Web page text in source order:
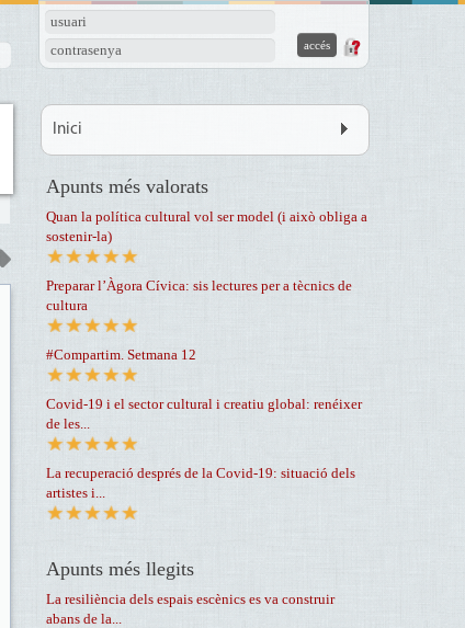
usuari
contrasenya
Inici
Apunts més valorats
Quan la política cultural vol ser model (i això obliga a
sostenir-la)
Preparar l’Àgora Cívica: sis lectures per a tècnics de
cultura
#Compartim. Setmana 12
Covid-19 i el sector cultural i creatiu global: renéixer
de les...
La recuperació després de la Covid-19: situació dels
artistes i...
Apunts més llegits
La resiliència dels espais escènics es va construir
abans de la...